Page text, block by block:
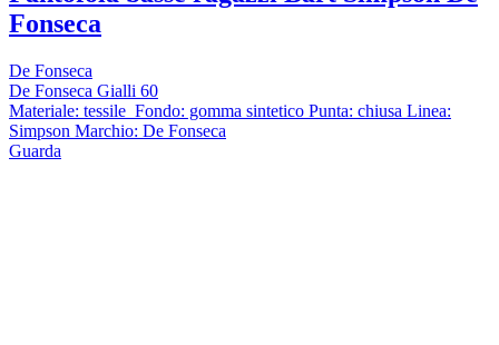
Fonseca
De Fonseca
De Fonseca Gialli 60
Materiale: tessile Fondo: gomma sintetico Punta: chiusa Linea:
Simpson Marchio: De Fonseca
Guarda